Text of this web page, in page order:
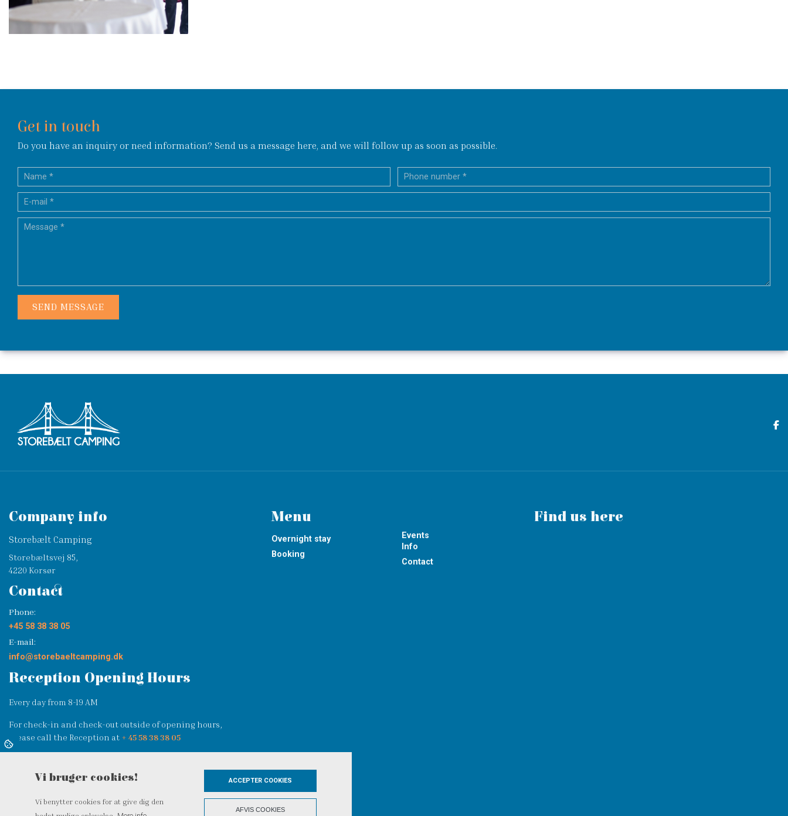
Get in touch
Do you have an inquiry or need information? Send us a message here, and we will follow up as soon as possible.
Company info
Storebælt Camping
Storebæltsvej 85,
4220 Korsør
Contact
Phone:
+45 58 38 38 05
E-mail:
info@storebaeltcamping.dk
Reception Opening Hours
Every day from 8-19 AM
For check-in and check-out outside of opening hours,
please call the Reception at + 45 58 38 38 05
Storebælt Camping
Menu
Overnight stay
Booking
Events
Info
Contact
Find us here
Vi bruger cookies!
Vi benytter cookies for at give dig den
ACCEPTER COOKIES
AFVIS COOKIES